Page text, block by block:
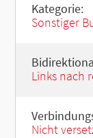
Kategorie:
Sonstiger
Links nach
Nicht